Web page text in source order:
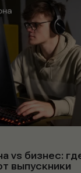
vs бизнес:
выпускники